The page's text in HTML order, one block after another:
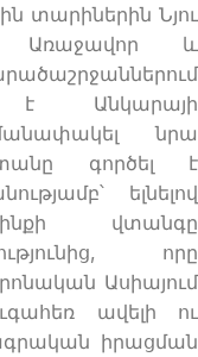
տարիներին Նյու
Առաջավոր և
է Անկարայի
նրա
գործել է
ելնելով
վտանգը
որը
Ասիայում
ավելի ու
իրացման